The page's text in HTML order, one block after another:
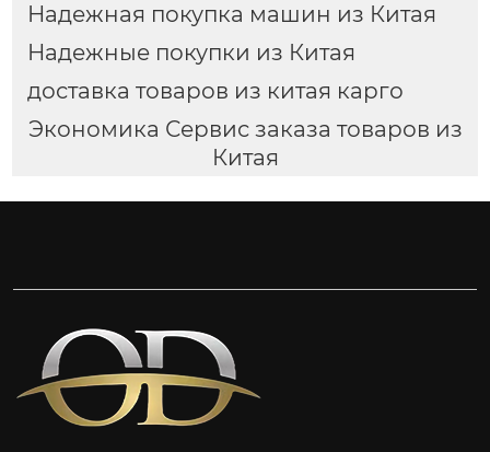
Надежная покупка машин из Китая
Надежные покупки из Китая
доставка товаров из китая карго
Экономика Сервис заказа товаров из
Китая